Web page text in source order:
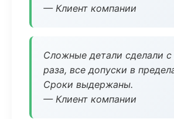
— Клиент компании
Сложные детали сделали с
раза, все допуски в
Сроки выдержаны.
— Клиент компании